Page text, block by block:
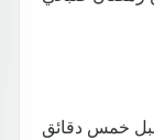
خمس دقائق